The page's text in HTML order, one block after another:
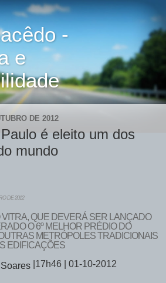
-
e
DE 2012
é eleito um dos
mundo
DE 2012
QUE DEVERÁ SER LANÇADO
O 6º MELHOR PRÉDIO DO
METRÓPOLES TRADICIONAIS
EDIFICAÇÕES
|17h46 | 01-10-2012